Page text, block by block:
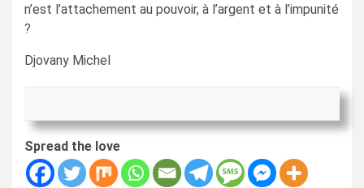
n’est l’attachement au pouvoir, à l’argent et à l’impunité
?
Djovany Michel
Spread the love